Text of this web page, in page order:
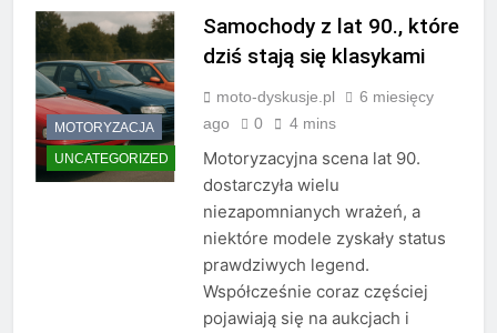
MOTORYZACJA
UNCATEGORIZED
Samochody z lat 90., które
dziś stają się klasykami
moto-dyskusje.pl
6 miesięcy
ago
0 4 mins
Motoryzacyjna scena lat 90.
dostarczyła wielu
niezapomnianych wrażeń, a
niektóre modele zyskały status
prawdziwych legend.
Współcześnie coraz częściej
pojawiają się na aukcjach i